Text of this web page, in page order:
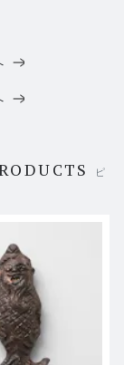
ーの角部分に
ピ